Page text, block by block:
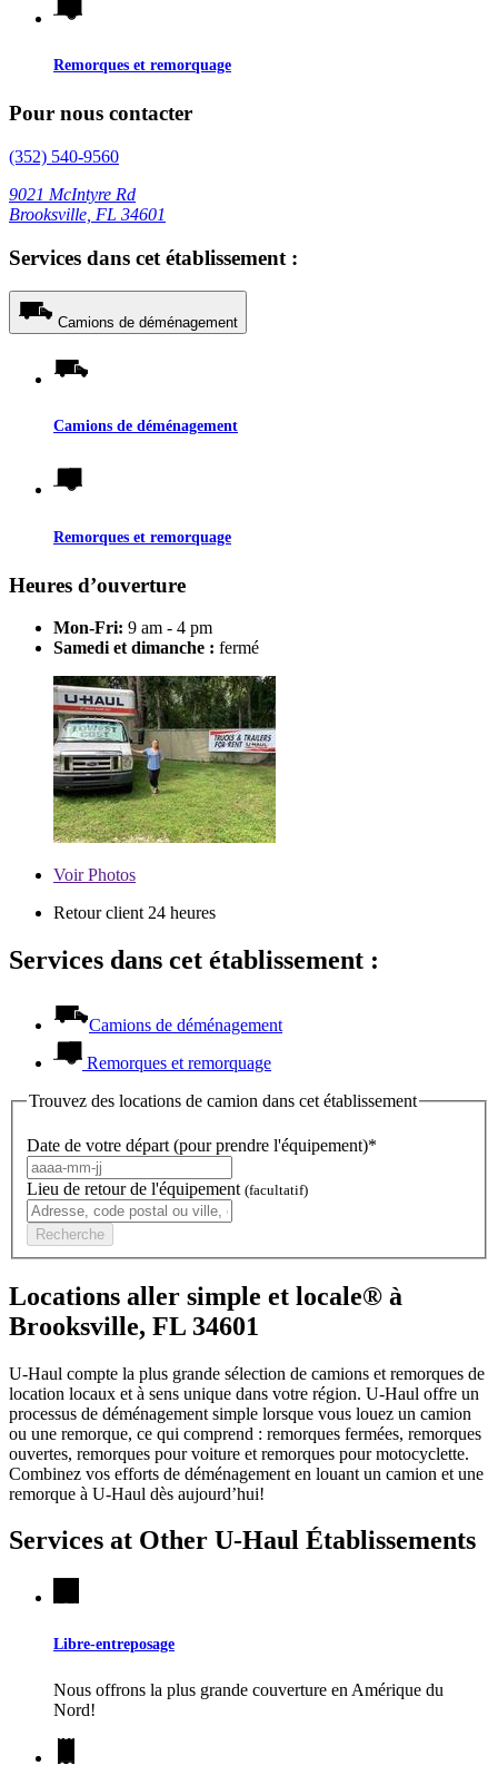
Remorques et remorquage
Pour nous contacter
(352) 540-9560
9021 McIntyre Rd
Brooksville, FL 34601
Services dans cet établissement :
Camions de déménagement
Camions de déménagement
Remorques et remorquage
Heures d’ouverture
Mon-Fri: 9 am - 4 pm
Samedi et dimanche : fermé
VoirPhotos
Retour client 24 heures
Services dans cet établissement :
Camions de déménagement
Remorques et remorquage
Trouvez des locations de camion dans cet établissement
Date de votre départ (pour prendre l'équipement)*
Lieu de retour de l'équipement (facultatif)
Recherche
Locations aller simple et locale® à
Brooksville, FL 34601
U-Haul compte la plus grande sélection de camions et remorques de
location locaux et à sens unique dans votre région. U-Haul offre un
processus de déménagement simple lorsque vous louez un camion
ou une remorque, ce qui comprend : remorques fermées, remorques
ouvertes, remorques pour voiture et remorques pour motocyclette.
Combinez vos efforts de déménagement en louant un camion et une
remorque à U-Haul dès aujourd’hui!
Services at Other U-Haul Établissements
Libre-entreposage
Nous offrons la plus grande couverture en Amérique du
Nord!